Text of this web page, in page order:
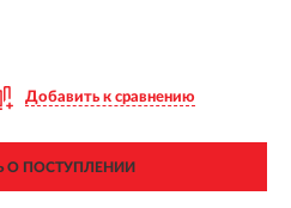
Добавить к сравнению
О ПОСТУПЛЕНИИ